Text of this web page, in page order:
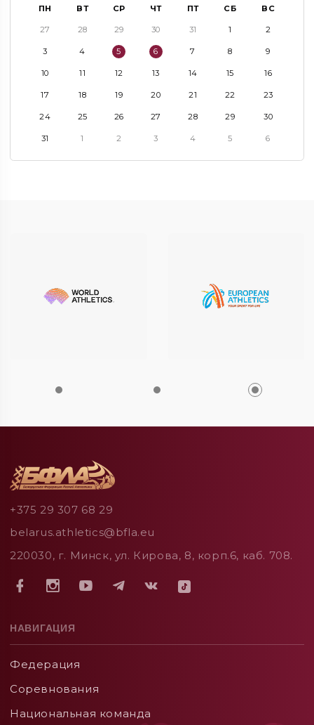
ПН ВТ СР ЧТ ПТ СБ ВС
27 28 29 30 31 1 2
3 4 5 6 7 8 9
10 11 12 13 14 15 16
17 18 19 20 21 22 23
24 25 26 27 28 29 30
31 1 2 3 4 5 6
+375 29 307 68 29
belarus.athletics@bfla.eu
220030, г. Минск, ул. Кирова, 8, корп.6, каб. 708.
НАВИГАЦИЯ
Федерация
Соревнования
Национальная команда